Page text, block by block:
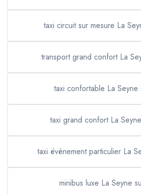
taxi circuit sur mesure La
transport grand confort La
taxi confortable La Seyne
taxi grand confort La
taxi évènement particulier La
minibus luxe La Seyne